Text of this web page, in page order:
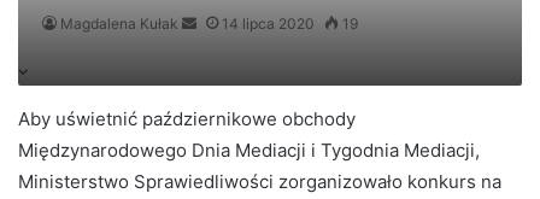
Magdalena Kułak
Send14 lipca 2020 19
Aby uświetnić październikowe obchody
Międzynarodowego Dnia Mediacji i Tygodnia Mediacji,
Ministerstwo Sprawiedliwości zorganizowało konkurs na